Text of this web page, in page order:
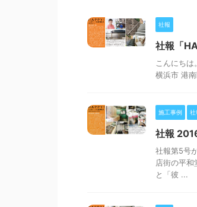
社報
社報「
こんにち
横浜市 港
施工事例 社
社報
社報第5号
店街の平
と「彼 ...